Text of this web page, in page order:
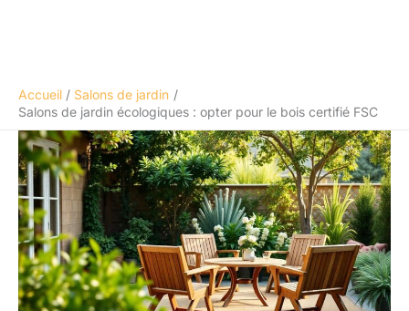
Accueil
Salons de jardin
Salons de jardin écologiques : opter pour le bois certifié FSC